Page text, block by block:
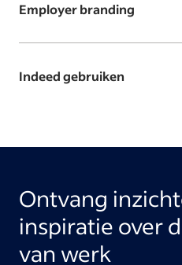
Employer branding
Indeed gebruiken
Ontvang
inspiratie over
van werk